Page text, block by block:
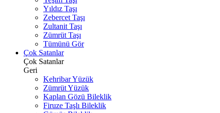
Yıldız Taşı
Zebercet Taşı
Zultanit Taşı
Zümrüt Taşı
Tümünü Gör
Çok Satanlar
Çok Satanlar
Geri
Kehribar Yüzük
Zümrüt Yüzük
Kaplan Gözü Bileklik
Firuze Taşlı Bileklik